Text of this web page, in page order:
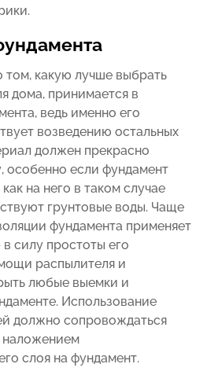
какую лучше выбрать
дома, принимается в
ведь именно его
возведению остальных
должен прекрасно
особенно если фундамент
на него в таком случае
грунтовые воды. Чаще
фундамента применяет
силу простоты его
распылителя и
любые выемки и
Использование
должно сопровождаться
наложением
слоя на фундамент.